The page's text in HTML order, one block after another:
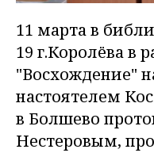
11 марта в
19 г.Королёва в
"Восхождение"
настоятелем
в Болшево
Нестеровым,